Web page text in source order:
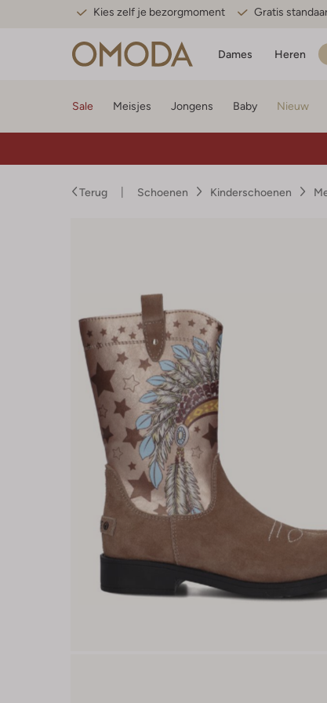
Kies zelf je bezorgmoment Gratis
Dames Heren
Sale Meisjes Jongens Baby Nieuw
Terug Schoenen Kinderschoenen